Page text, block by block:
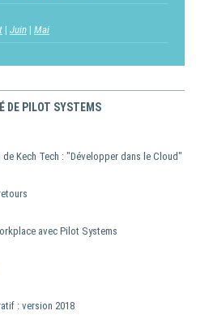
Juin Mai
DE PILOT SYSTEMS
Kech Tech : "Développer dans le Cloud"
avec Pilot Systems
: version 2018